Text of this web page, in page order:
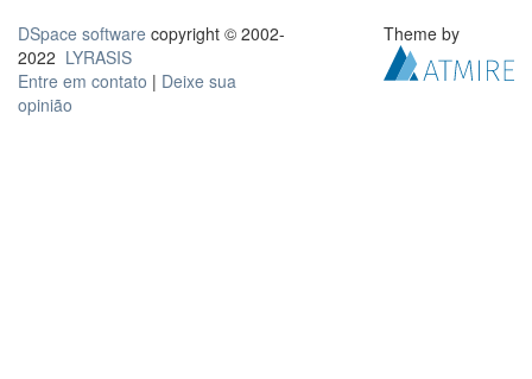
DSpace software copyright © 2002-
2022 LYRASIS
Entre em contato | Deixe sua
opinião
Theme by